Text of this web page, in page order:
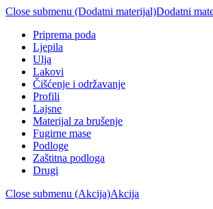
Close submenu (Dodatni materijal)Dodatni
Priprema poda
Ljepila
Ulja
Lakovi
Čišćenje i održavanje
Profili
Lajsne
Materijal za brušenje
Fugirne mase
Podloge
Zaštitna podloga
Drugi
Close submenu (Akcija)Akcija